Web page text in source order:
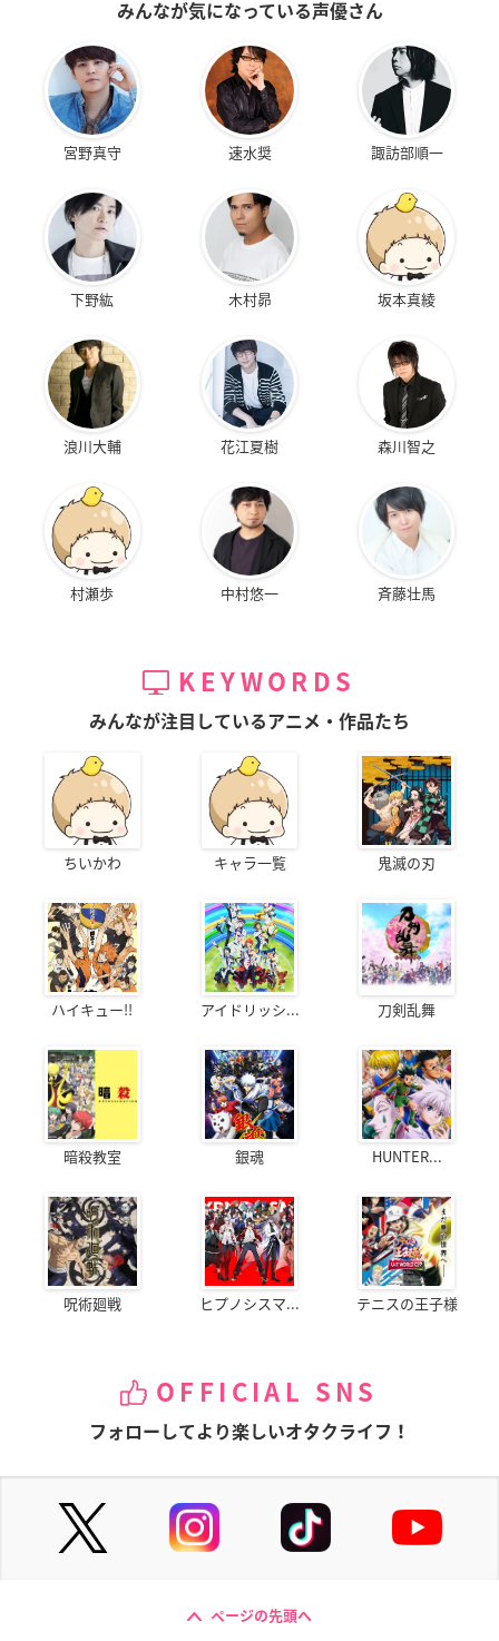
みんなが気になっている声優さん
宮野真守 速水奨 諏訪部順一
下野紘 木村昴 坂本真綾
浪川大輔 花江夏樹 森川智之
村瀬歩 中村悠一 斉藤壮馬
KEYWORDS
みんなが注目しているアニメ・作品たち
ちいかわ キャラ一覧 鬼滅の刃
ハイキュー!! アイドリッシ... 刀剣乱舞
暗殺教室 銀魂 HUNTER...
呪術廻戦 ヒプノシスマ... テニスの王子様
OFFICIAL SNS
フォローしてより楽しいオタクライフ！
ページの先頭へ